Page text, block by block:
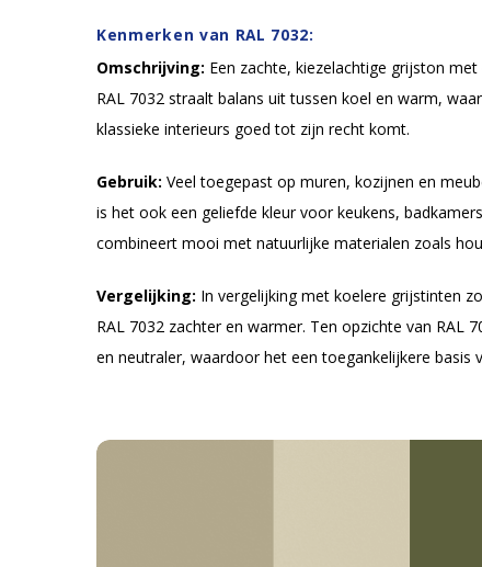
Kenmerken van RAL 7032:
Omschrijving: Een zachte, kiezelachtige grijston
RAL 7032 straalt balans uit tussen koel en warm,
klassieke interieurs goed tot zijn recht komt.
Gebruik: Veel toegepast op muren, kozijnen en
is het ook een geliefde kleur voor keukens,
combineert mooi met natuurlijke materialen zoals
Vergelijking: In vergelijking met koelere grijstinten
RAL 7032 zachter en warmer. Ten opzichte van RAL
en neutraler, waardoor het een toegankelijkere basis